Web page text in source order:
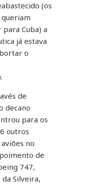
(os
Cuba) a
já estava
o
de
decano
para os
outros
no
de
747,
Silveira,